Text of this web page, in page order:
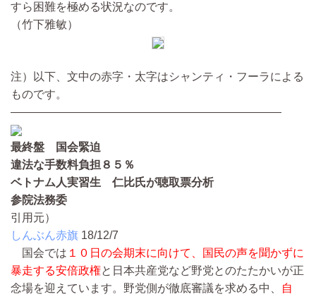
すら困難を極める状況なのです。
（竹下雅敏）
注）以下、文中の赤字・太字はシャンティ・フーラによる
ものです。
————————————————————————
最終盤 国会緊迫
違法な手数料負担８５％
ベトナム人実習生 仁比氏が聴取票分析
参院法務委
引用元）
しんぶん赤旗 18/12/7
国会では １０日の会期末に向けて、国民の声を聞かずに
暴走する安倍政権と日本共産党など野党とのたたかいが正
念場を迎えています。野党側が徹底審議を求める中、
自